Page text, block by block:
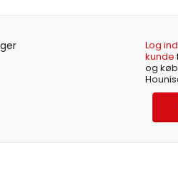
Log ind
kunde
og